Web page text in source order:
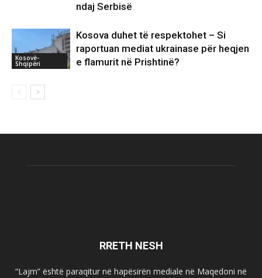
ndaj Serbisë
Kosovë-
Shqipëri
Kosova duhet të respektohet – Si
raportuan mediat ukrainase për heqjen
e flamurit në Prishtinë?
RRETH NESH
“Lajm” është paraqitur në hapësirën mediale në Maqedoni në